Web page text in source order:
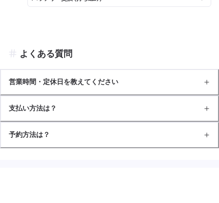
よくある質問
営業時間・定休日を教えてください
支払い方法は？
予約方法は？